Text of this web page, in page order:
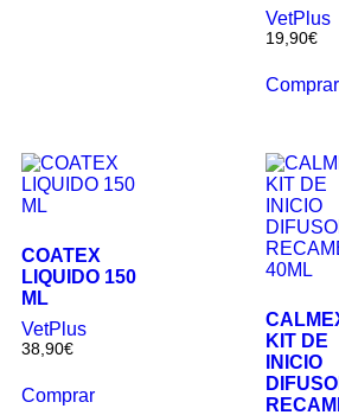
VetPlus
19,90€
Comprar
COATEX
LIQUIDO 150
ML
VetPlus
38,90€
Comprar
KIT DE
INICIO